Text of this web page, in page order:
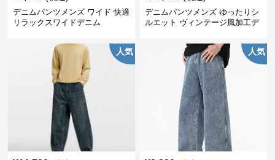
デニムパンツメンズ ワイド 快適
リラックスワイドデニム
デニムパンツメンズ ゆったりシ
ルエット ヴィンテージ風加工デ
人気 人気